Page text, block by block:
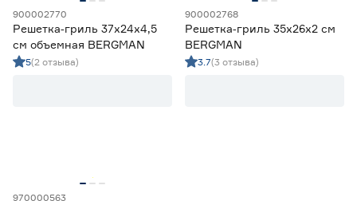
900002770
Решетка‑гриль 37x24х4,5
см объемная BERGMAN
5(2 отзыва)
900002768
Решетка‑гриль 35x26x2 см
BERGMAN
3.7(3 отзыва)
970000563